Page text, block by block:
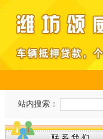
站内搜索：